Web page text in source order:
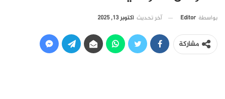
بواسطة Editor آخر تحديث أكتوبر 13, 2025
مشاركة